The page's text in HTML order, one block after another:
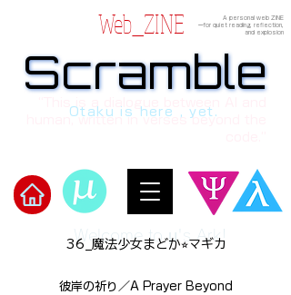
Welcome to μ's Ark!
Web_ZINE
A personal web ZINE
ーfor quiet reading, reflection,
and explosion
Scramble
Scramble
human, written in verses beyond the
Otaku is here , yet.
36_魔法少女まどか⭐︎マギカ
彼岸の祈り／A Prayer Beyond